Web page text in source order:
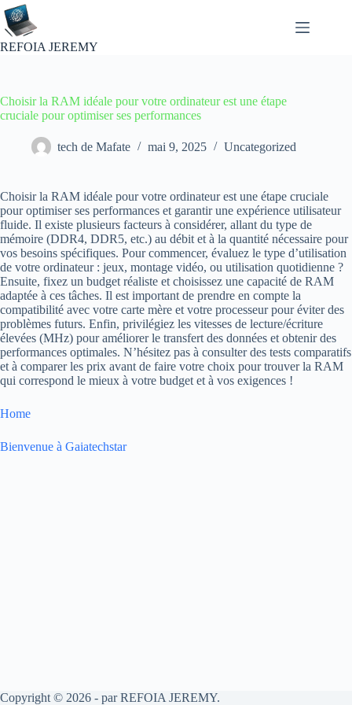
Passer
au
contenu
REFOIA JEREMY
Choisir la RAM idéale pour votre ordinateur est une étape
cruciale pour optimiser ses performances
tech de Mafate mai 9, 2025 Uncategorized
Choisir la RAM idéale pour votre ordinateur est une étape cruciale
pour optimiser ses performances et garantir une expérience utilisateur
fluide. Il existe plusieurs facteurs à considérer, allant du type de
mémoire (DDR4, DDR5, etc.) au débit et à la quantité nécessaire pour
vos besoins spécifiques. Pour commencer, évaluez le type d’utilisation
de votre ordinateur : jeux, montage vidéo, ou utilisation quotidienne ?
Ensuite, fixez un budget réaliste et choisissez une capacité de RAM
adaptée à ces tâches. Il est important de prendre en compte la
compatibilité avec votre carte mère et votre processeur pour éviter des
problèmes futurs. Enfin, privilégiez les vitesses de lecture/écriture
élevées (MHz) pour améliorer le transfert des données et obtenir des
performances optimales. N’hésitez pas à consulter des tests comparatifs
et à comparer les prix avant de faire votre choix pour trouver la RAM
qui correspond le mieux à votre budget et à vos exigences !
Home
Bienvenue à Gaiatechstar
Copyright © 2026 - par REFOIA JEREMY.